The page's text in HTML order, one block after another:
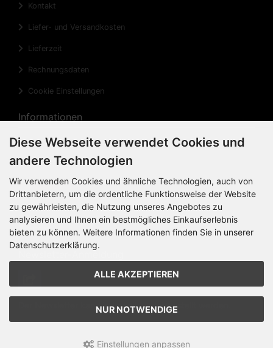
Kontakt
Liefer- und Versandkosten
Lieferzeit
Rechnungsdaten
Cookie Einstellungen
Informationen
Privatsphäre und Datenschutz
Widerrufsrecht
Widerrufsformular
Impressum
Sitemap
Newsletter-Anmeldung
Der Newsletter kann jederzeithierabbestellt werden.
KINK Records Online-Shop © 2026 | Template © 2026 by
Diese Webseite verwendet Cookies und
andere Technologien
Wir verwenden Cookies und ähnliche Technologien, auch von
Drittanbietern, um die ordentliche Funktionsweise der Website
zu gewährleisten, die Nutzung unseres Angebotes zu
analysieren und Ihnen ein bestmögliches Einkaufserlebnis
bieten zu können. Weitere Informationen finden Sie in unserer
Datenschutzerklärung.
ALLE AKZEPTIEREN
NUR NOTWENDIGE
Einstellungen anpassen